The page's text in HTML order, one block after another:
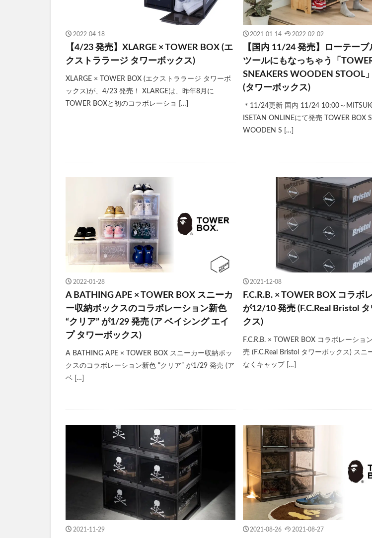
2022-04-18
【4/23 発売】XLARGE × TOWER BOX (エ
クストララージ タワーボックス)
XLARGE × TOWER BOX (エクストララージ タワーボ
ックス)が、4/23 発売！ XLARGEは、昨年8月に
TOWER BOXと初のコラボレーショ […]
2021-01-14 2022-02-02
【国内 11/24 発売】ローテーブ
ツールにもなっちゃう「
SNEAKERS WOODEN STOOL
(タワーボックス)
＊11/24更新 国内 11/24 10:00～
ISETAN ONLINEにて発売 TOWER BOX
WOODEN S […]
2022-01-28
A BATHING APE × TOWER BOX スニーカ
ー収納ボックスのコラボレーション新色
“クリア” が1/29 発売 (ア ベイシング エイ
プ タワーボックス)
A BATHING APE × TOWER BOX スニーカー収納ボッ
クスのコラボレーション新色 “クリア” が1/29 発売 (ア
ベ […]
2021-12-08
F.C.R.B. × TOWER BOX コラボ
が12/10 発売 (F.C.Real Bristol
クス)
F.C.R.B. × TOWER BOX コラボレーショ
売 (F.C.Real Bristol タワーボックス) スニ
なくキャップ […]
2021-11-29 2021-08-26 2021-08-27